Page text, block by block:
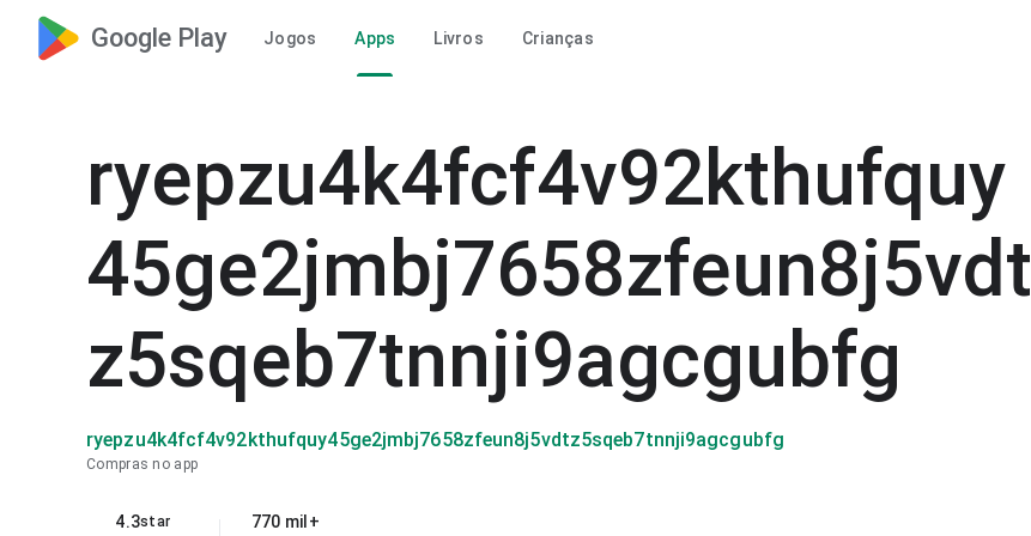
Google Play Jogos Apps Livros Crianças
ryepzu4k4fcf4v92kthufquy
45ge2jmbj7658zfeun8j5vdt
z5sqeb7tnnji9agcgubfg
ryepzu4k4fcf4v92kthufquy45ge2jmbj7658zfeun8j5vdtz5sqeb7tnnji9agcgubfg
Compras no app
4.3star
770 mil+